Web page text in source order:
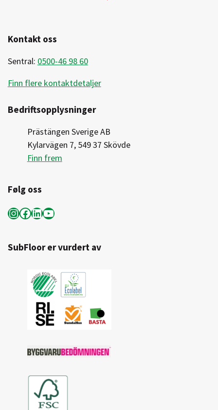
Kontakt oss
Sentral: 0500-46 98 60
Finn flere kontaktdetaljer
Bedriftsopplysninger
Prästängen Sverige AB
Kylarvägen 7, 549 37 Skövde
Finn frem
Følg oss
InstagramFacebook LinkedIn YouTube
SubFloor er vurdert av